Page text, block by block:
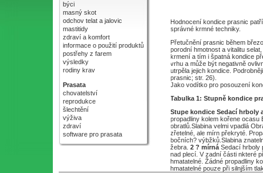
Hodnocení kondice prasnic
správné krmné techniky.
Přetučnění prasnic během
porodní hmotnost a vitalitu
krmení a tím i špatná kondice
vrhu a může být negativně
utrpěla jejich kondice.
prasnic; str. 26).
Jako vodítko pro posouzení
Tabulka 1: Stupně kondice
Stupe kondice Sedací hrboly
propadliny kolem kořene
obratlů.Slabina velmi vpadlá
zřetelné, ale mírn překryté.
bočních? výbžků.Slabina
žebra. 2 ? mírná Sedací hrboly
nad plecí. V zadní části nkteré
hmatatelné. Žádné propadliny
hmatatelné pouze při silnjším
býci
masný skot
odchov telat a jalovic
mastitidy
zdraví a komfort
informace o použití produktů
postřehy z farem
výsledky
rodiny krav
Prasata
chovatelství
reprodukce
šlechtění
výživa
zdraví
software pro prasata